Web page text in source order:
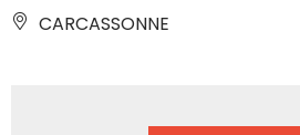
CARCASSONNE